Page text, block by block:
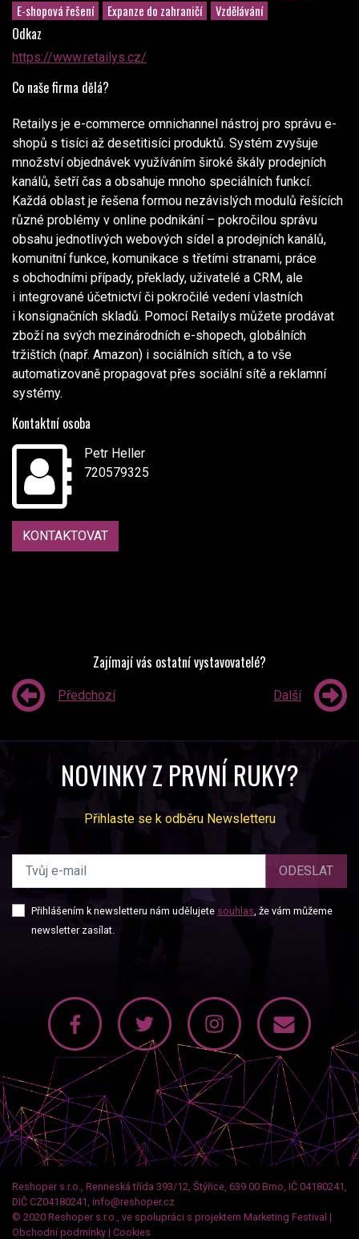
E-shopová řešení
Expanze do zahraničí Vzdělávání
Odkaz
https://www.retailys.cz/
Co naše firma dělá?
Retailys je e-commerce omnichannel nástroj pro správu e-
shopů s tisíci až desetitisíci produktů. Systém zvyšuje
množství objednávek využíváním široké škály prodejních
kanálů, šetří čas a obsahuje mnoho speciálních funkcí.
Každá oblast je řešena formou nezávislých modulů řešících
různé problémy v online podnikání – pokročilou správu
obsahu jednotlivých webových sídel a prodejních kanálů,
komunitní funkce, komunikace s třetími stranami, práce
s obchodními případy, překlady, uživatelé a CRM, ale
i integrované účetnictví či pokročilé vedení vlastních
i konsignačních skladů. Pomocí Retailys můžete prodávat
zboží na svých mezinárodních e-shopech, globálních
tržištích (např. Amazon) i sociálních sítích, a to vše
automatizovaně propagovat přes sociální sítě a reklamní
systémy.
Kontaktní osoba
Petr Heller
720579325
KONTAKTOVAT
Zajímají vás ostatní vystavovatelé?
Předchozí Další
NOVINKY Z PRVNÍ RUKY?
Přihlaste se k odběru Newsletteru
ODESLAT
Přihlášením k newsletteru nám udělujete souhlas , že vám můžeme
newsletter zasílat.
Reshoper s.r.o., Renneská třída 393/12, Štýřice, 639 00 Brno, IČ 04180241,
DIČ CZ04180241, info@reshoper.cz
© 2020 Reshoper s.r.o., ve spolupráci s projektem Marketing Festival |
Obchodní podmínky | Cookies